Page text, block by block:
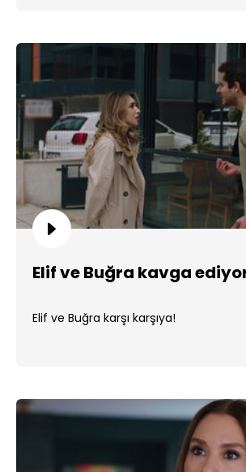
Elif ve Buğra kavga
Elif ve Buğra karşı karşıya!